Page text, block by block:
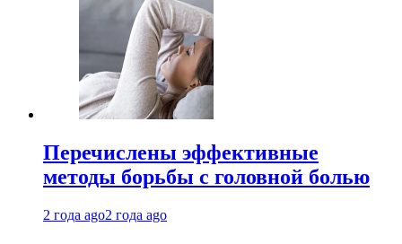
Перечислены эффективные
методы борьбы с головной болью
2 года ago2 года ago